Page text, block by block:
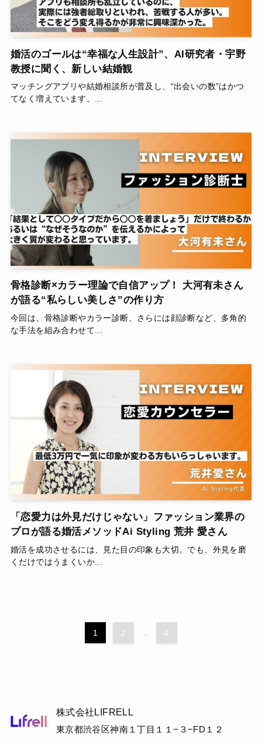
婚活のゴールは“幸福な人生設計”、AI研究者・宇野
教授に聞く、新しい結婚観
マッチングアプリや結婚相談所が普及し、“出会いの数”はかつ
てなく増えています。...
骨格診断×カラー理論で自信アップ！ 大河有未さん
が語る“私らしい美しさ”の作り方
今回は、骨格診断やカラー診断、さらには顔診断など、多角的
な手法を組み合わせて...
「恋愛力は外見だけじゃない」ファッション業界の
プロが語る婚活メソッドAi Styling 荒井 愛さん
婚活を成功させるには、見た目の印象も大切。でも、外見を磨
くだけではうまくいか...
1 2 ... 4
株式会社LIFRELL
東京都渋谷区神南１丁目１１−３−FD１２